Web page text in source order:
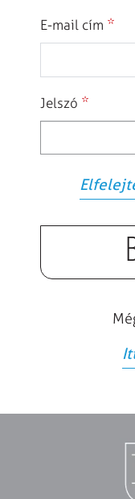
E-mail cím *
Jelszó *